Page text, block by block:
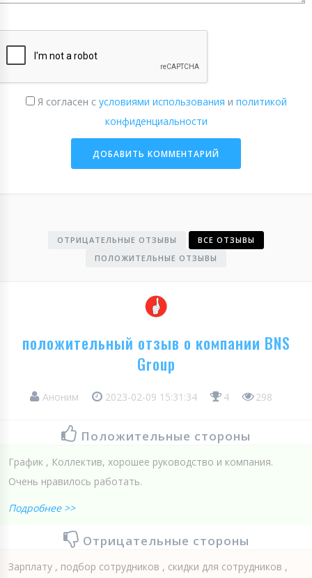
Я согласен с условиями использования и политикой
конфиденциальности
ОТРИЦАТЕЛЬНЫЕ ОТЗЫВЫ
ВСЕ ОТЗЫВЫ
ПОЛОЖИТЕЛЬНЫЕ ОТЗЫВЫ
положительный отзыв о компании BNS
Group
Аноним 2023-02-09 15:31:34 4 298
Положительные стороны
График , Коллектив, хорошее руководство и компания.
Очень нравилось работать.
Подробнее >>
Отрицательные стороны
Зарплату , подбор сотрудников , скидки для сотрудников ,